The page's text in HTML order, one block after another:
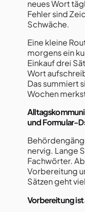
neues Wort
Fehler sind
Schwäche.
Eine kleine
morgens ein
Einkauf drei
Wort
Das summiert
Wochen
und Formular-
nervig. Lange
Fachwörter.
Vorbereitung
Sätzen geht
Vorbereitung ist